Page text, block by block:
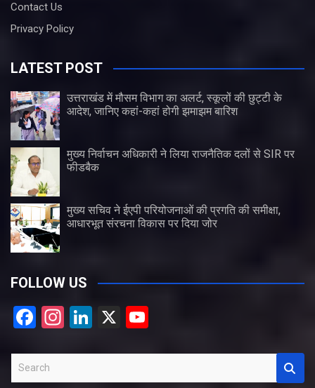
Contact Us
Privacy Policy
LATEST POST
उत्तराखंड में मौसम विभाग का अलर्ट, स्कूलों की छुट्टी के
आदेश, जानिए कहां-कहां होगी झमाझम बारिश
मुख्य निर्वाचन अधिकारी ने लिया राजनैतिक दलों से SIR पर
फीडबैक
मुख्य सचिव ने ईएपी परियोजनाओं की प्रगति की समीक्षा,
आधारभूत संरचना विकास पर दिया जोर
FOLLOW US
F
ce
In
a
Li
ke
X
u